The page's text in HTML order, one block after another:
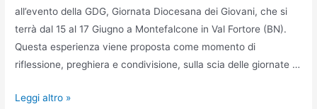
all’evento della GDG, Giornata Diocesana dei Giovani, che si
terrà dal 15 al 17 Giugno a Montefalcone in Val Fortore (BN).
Questa esperienza viene proposta come momento di
riflessione, preghiera e condivisione, sulla scia delle giornate …
Leggi altro »